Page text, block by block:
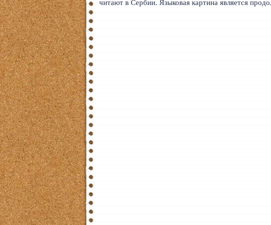
читают в Сербии. Языковая картина является